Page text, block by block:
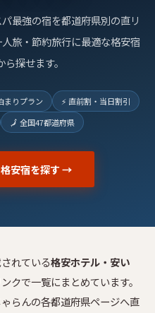
最強の宿を都道府県別の直リ
旅・節約旅行に最適な格安宿
探せます。
りプラン
⚡ 直前割・当日割引
🗾 全国47都道府県
格安宿を探す →
れている格安ホテル・安い
クで一覧にまとめています。
らんの各都道府県ページへ直